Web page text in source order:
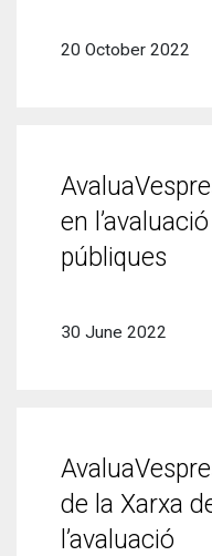
20 October 2022
en
públiques
30 June 2022
de la Xarxa
l’avaluació